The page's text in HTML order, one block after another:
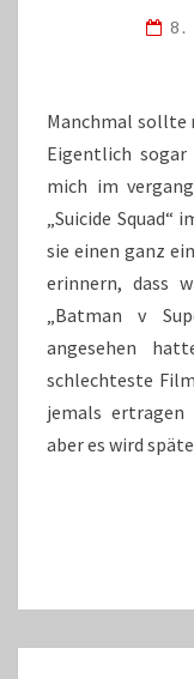
8.
Manchmal sollte
Eigentlich
mich im
„Suicide Squad“
sie einen ganz
erinnern, dass
„Batman v
angesehen
schlechteste
jemals ertragen
aber es wird